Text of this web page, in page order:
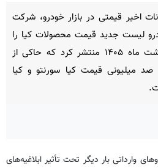
اخیر قیمتی در بازار خودرو، شرکت
لیست جدید قیمت محصولات کیا را
برای اردیبهشت ماه ۱۴۰۵ منتشر کرد که حاکی از
میلیونی قیمت کیا سورنتو و کیا
از سال ۱۴۰۵، بازار خودروهای وارداتی بار دیگر تحت تأثیر ابلاغیه‌های